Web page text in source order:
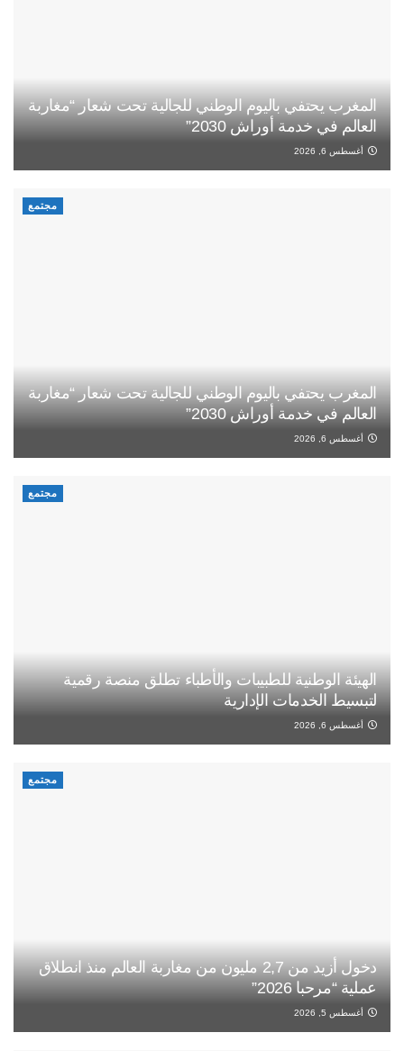
المغرب يحتفي باليوم الوطني للجالية تحت شعار “مغاربة
العالم في خدمة أوراش 2030”
أغسطس 6, 2026
مجتمع
المغرب يحتفي باليوم الوطني للجالية تحت شعار “مغاربة
العالم في خدمة أوراش 2030”
أغسطس 6, 2026
مجتمع
الهيئة الوطنية للطبيبات والأطباء تطلق منصة رقمية
لتبسيط الخدمات الإدارية
أغسطس 6, 2026
مجتمع
دخول أزيد من 2,7 مليون من مغاربة العالم منذ انطلاق
عملية “مرحبا 2026”
أغسطس 5, 2026